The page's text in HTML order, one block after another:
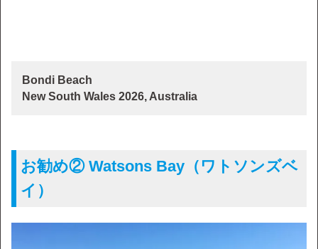
Bondi Beach
New South Wales 2026, Australia
お勧め② Watsons Bay（ワトソンズベ
イ）